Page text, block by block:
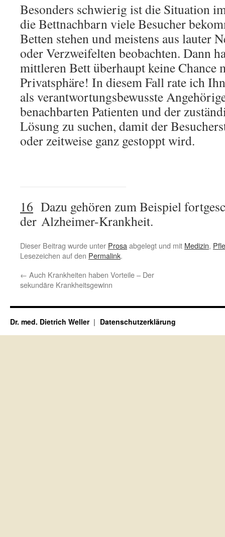
Besonders schwierig ist die Situation
die Bettnachbarn viele Besucher
Betten stehen und meistens aus lauter
oder Verzweifelten beobachten. Dann
mittleren Bett überhaupt keine Chance
Privatsphäre! In diesem Fall rate ich
als verantwortungsbewusste
benachbarten Patienten und der
Lösung zu suchen, damit der
oder zeitweise ganz gestoppt wird.
16 Dazu gehören zum Beispiel
der Alzheimer-Krankheit.
Dieser Beitrag wurde unter Prosa abgelegt und mit Medizin,
Lesezeichen auf den Permalink.
← Auch Krankheiten haben Vorteile – Der
sekundäre Krankheitsgewinn
Dr. med. Dietrich Weller Datenschutzerklärung